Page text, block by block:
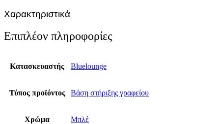
Χαρακτηριστικά
Επιπλέον πληροφορίες
Κατασκευαστής Bluelounge
Τύπος προϊόντος Βάση στήριξης γραφείου
Χρώμα Μπλέ